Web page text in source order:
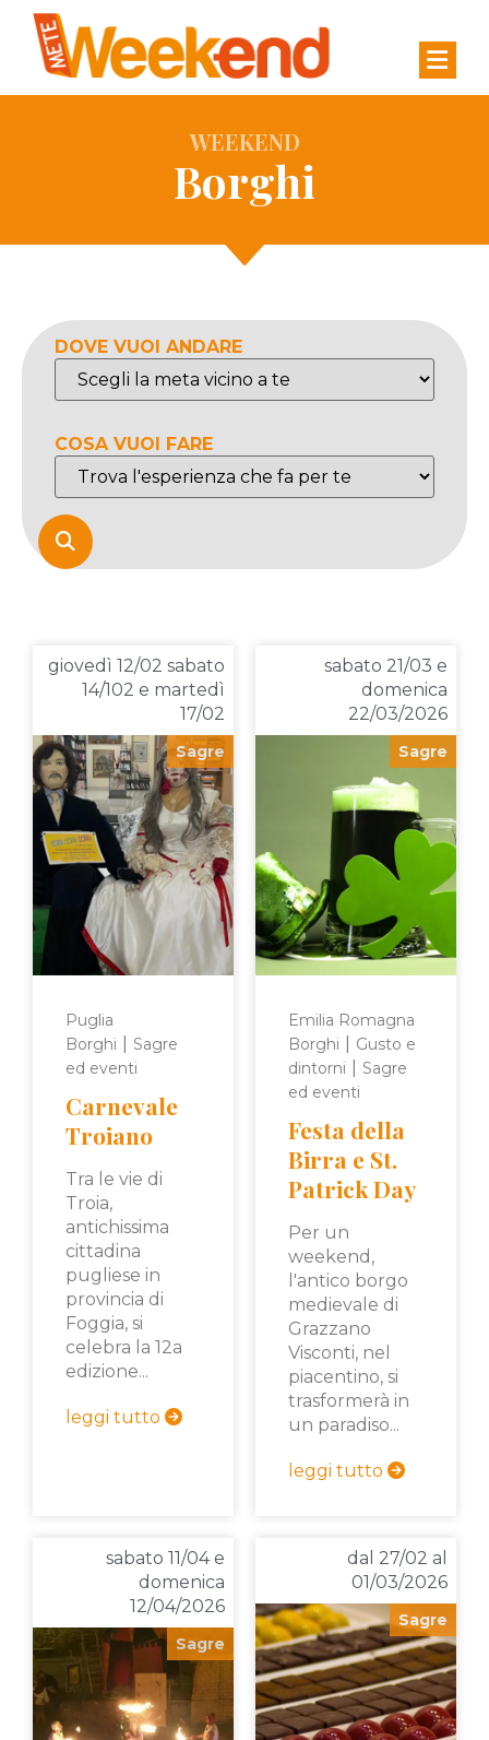
WEEKEND
Borghi
DOVE VUOI ANDARE
COSA VUOI FARE

giovedì 12/02 sabato
14/102 e martedì
17/02
Sagre
Puglia
Borghi
Sagre
ed eventi
Carnevale
Troiano
Tra le vie di
Troia,
antichissima
cittadina
pugliese in
provincia di
Foggia, si
celebra la 12a
edizione...
leggi tutto
sabato 21/03 e
domenica
22/03/2026
Sagre
Emilia Romagna
Borghi
Gusto e
dintorni
Sagre
ed eventi
Festa della
Birra e St.
Patrick Day
Per un
weekend,
l'antico borgo
medievale di
Grazzano
Visconti, nel
piacentino, si
trasformerà in
un paradiso...
leggi tutto
sabato 11/04 e
domenica
12/04/2026
Sagre
dal 27/02 al
01/03/2026
Sagre